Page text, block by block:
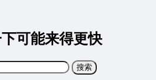
可能来得更快